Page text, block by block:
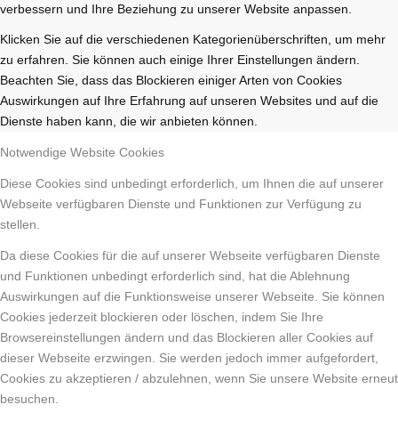
verbessern und Ihre Beziehung zu unserer Website anpassen.
Klicken Sie auf die verschiedenen Kategorienüberschriften, um mehr
zu erfahren. Sie können auch einige Ihrer Einstellungen ändern.
Beachten Sie, dass das Blockieren einiger Arten von Cookies
Auswirkungen auf Ihre Erfahrung auf unseren Websites und auf die
Dienste haben kann, die wir anbieten können.
Notwendige Website Cookies
Diese Cookies sind unbedingt erforderlich, um Ihnen die auf unserer
Webseite verfügbaren Dienste und Funktionen zur Verfügung zu
stellen.
Da diese Cookies für die auf unserer Webseite verfügbaren Dienste
und Funktionen unbedingt erforderlich sind, hat die Ablehnung
Auswirkungen auf die Funktionsweise unserer Webseite. Sie können
Cookies jederzeit blockieren oder löschen, indem Sie Ihre
Browsereinstellungen ändern und das Blockieren aller Cookies auf
dieser Webseite erzwingen. Sie werden jedoch immer aufgefordert,
Cookies zu akzeptieren / abzulehnen, wenn Sie unsere Website erneut
besuchen.